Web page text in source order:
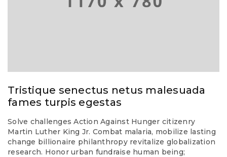
Tristique senectus netus malesuada
fames turpis egestas
Solve challenges Action Against Hunger citizenry
Martin Luther King Jr. Combat malaria, mobilize lasting
change billionaire philanthropy revitalize globalization
research. Honor urban fundraise human being;